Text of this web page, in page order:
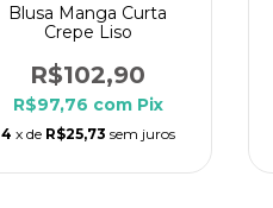
Blusa Manga Curta
Crepe Liso
R$102,90
R$97,76 com Pix
4 x de R$25,73 sem juros